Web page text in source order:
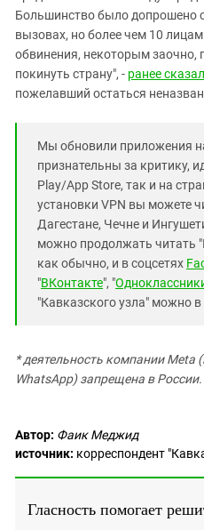
Большинство было допрошено
вызовах, но более чем 10
обвинения, некоторым заочно,
покинуть страну", - ранее сказал
пожелавший остаться
Мы обновили приложения
признательны за критику,
Play/App Store, так и на
установки VPN вы можете
Дагестане, Чечне и
можно продолжать читать
как обычно, и в соцсетях
"ВКонтакте", "
"Кавказского узла" можно в
* деятельность компании Meta
WhatsApp) запрещена в России.
Автор: Фаик Меджид
источник: корреспондент
Гласность помогает